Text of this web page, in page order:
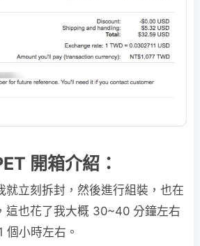
開箱介紹：
就立刻拆封，然後進行組裝，也在
這也花了我大概 30~40 分鐘左右
個小時左右。